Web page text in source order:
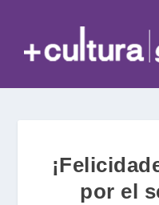
por el